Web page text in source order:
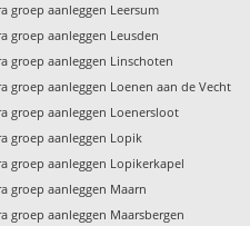
groep aanleggen Leersum
groep aanleggen Leusden
groep aanleggen Linschoten
groep aanleggen Loenen aan de Vecht
groep aanleggen Loenersloot
groep aanleggen Lopik
groep aanleggen Lopikerkapel
groep aanleggen Maarn
groep aanleggen Maarsbergen